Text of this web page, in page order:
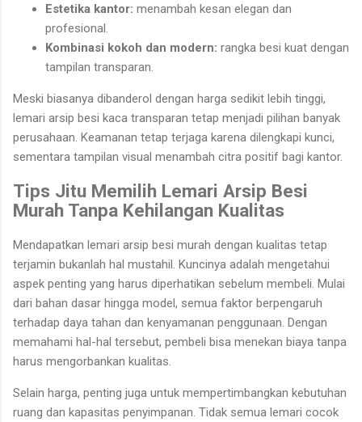
Estetika kantor: menambah kesan elegan dan
profesional.
Kombinasi kokoh dan modern: rangka besi kuat dengan
tampilan transparan.
Meski biasanya dibanderol dengan harga sedikit lebih tinggi,
lemari arsip besi kaca transparan tetap menjadi pilihan banyak
perusahaan. Keamanan tetap terjaga karena dilengkapi kunci,
sementara tampilan visual menambah citra positif bagi kantor.
Tips Jitu Memilih Lemari Arsip Besi
Murah Tanpa Kehilangan Kualitas
Mendapatkan lemari arsip besi murah dengan kualitas tetap
terjamin bukanlah hal mustahil. Kuncinya adalah mengetahui
aspek penting yang harus diperhatikan sebelum membeli. Mulai
dari bahan dasar hingga model, semua faktor berpengaruh
terhadap daya tahan dan kenyamanan penggunaan. Dengan
memahami hal-hal tersebut, pembeli bisa menekan biaya tanpa
harus mengorbankan kualitas.
Selain harga, penting juga untuk mempertimbangkan kebutuhan
ruang dan kapasitas penyimpanan. Tidak semua lemari cocok